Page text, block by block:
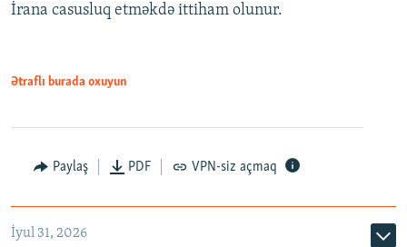
İrana casusluq etməkdə ittiham olunur.
Ətraflı burada oxuyun
Paylaş PDF VPN-siz açmaq
İyul 31, 2026